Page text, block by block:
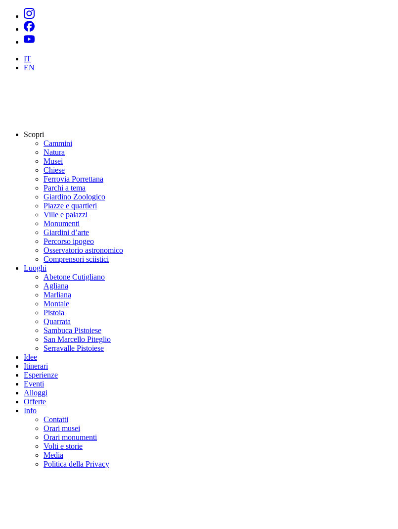
IT
EN
Scopri
Cammini
Natura
Musei
Chiese
Ferrovia Porrettana
Parchi a tema
Giardino Zoologico
Piazze e quartieri
Ville e palazzi
Monumenti
Giardini d’arte
Percorso ipogeo
Osservatorio astronomico
Comprensori sciistici
Luoghi
Abetone Cutigliano
Agliana
Marliana
Montale
Pistoia
Quarrata
Sambuca Pistoiese
San Marcello Piteglio
Serravalle Pistoiese
Idee
Itinerari
Esperienze
Eventi
Alloggi
Offerte
Info
Contatti
Orari musei
Orari monumenti
Volti e storie
Media
Politica della Privacy